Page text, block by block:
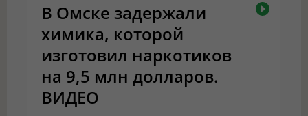
В Омске задержали
химика, которой
изготовил наркотиков
на 9,5 млн долларов.
ВИДЕО